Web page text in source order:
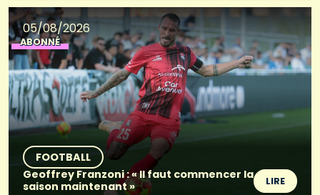
05/08/2026
ABONNÉ
FOOTBALL
Geoffrey Franzoni : « Il faut commencer la
saison maintenant »
LIRE